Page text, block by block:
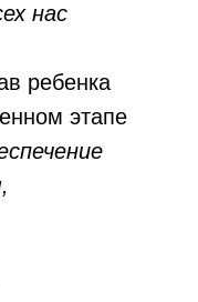
нас
ребенка
этапе